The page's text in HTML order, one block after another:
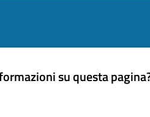
su questa